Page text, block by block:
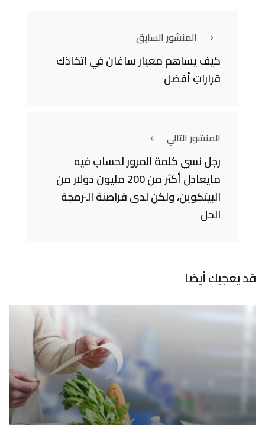
المنشور السابق
كيف يساهم معيار ساغان في اتخاذك
قراراتٍ أفضل
المنشور التالي
رجل نسي كلمة المرور لحساب فيه
مايعادل أكثر من 200 مليون دولار من
البيتكوين، ولكن لدى قراصنة البرمجة
الحل
قد يعجبك أيضا